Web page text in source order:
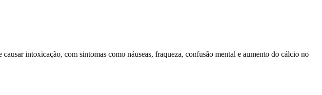
intoxicação, com sintomas como náuseas, fraqueza, confusão mental e aumento do cálcio no